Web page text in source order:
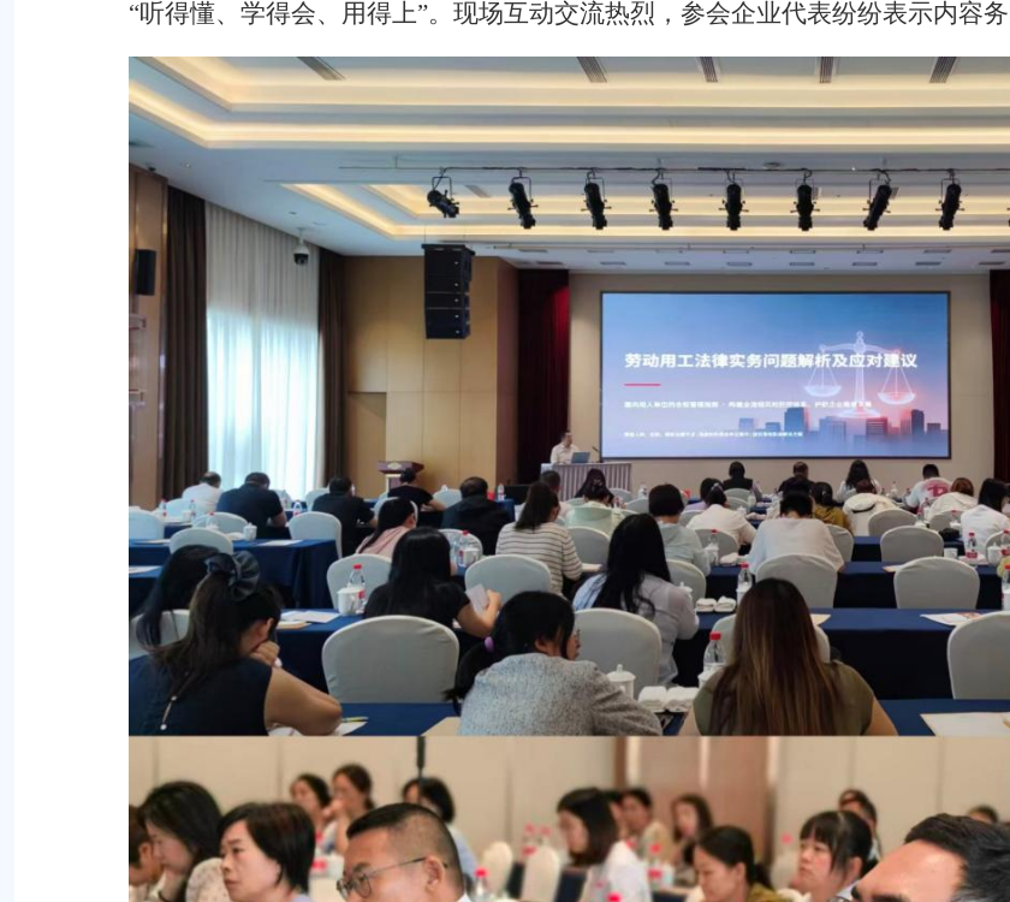
“听得懂、学得会、用得上”。现场互动交流热烈，参会企业代表纷纷表示内容务